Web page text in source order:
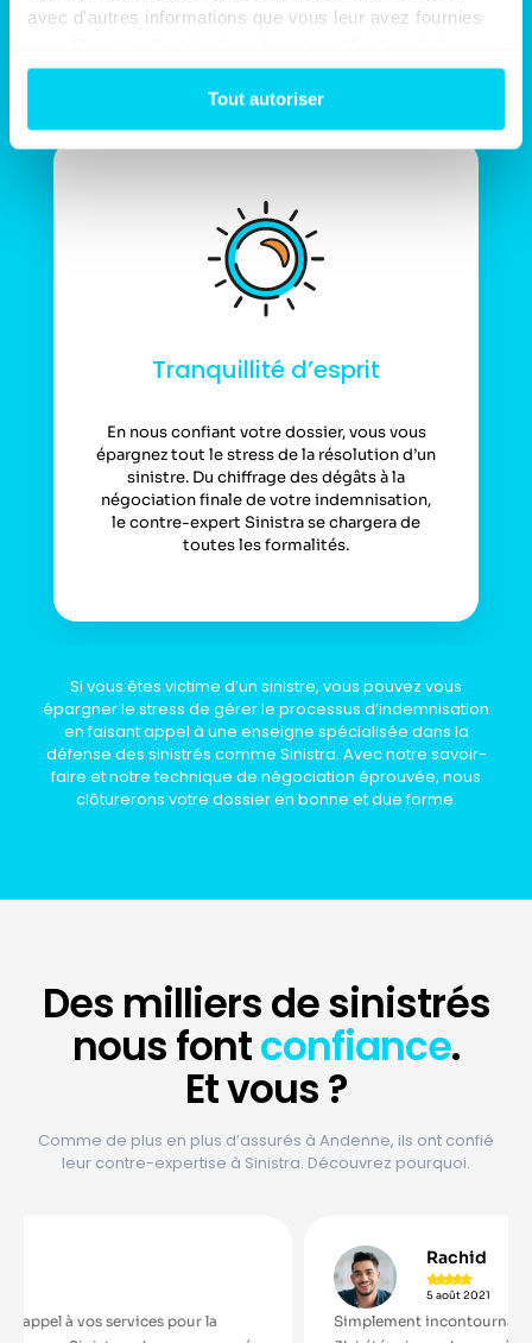
avec d'autres informations que vous leur avez fournies
services.
Tout autoriser
proposition d’indemnités sérieuse
Tranquillité d’esprit
En nous confiant votre dossier, vous vous
épargnez tout le stress de la résolution d’un
sinistre. Du chiffrage des dégâts à la
négociation finale de votre indemnisation,
le contre-expert Sinistra se chargera de
toutes les formalités.
Si vous êtes victime d’un sinistre, vous pouvez vous
épargner le stress de gérer le processus d’indemnisation
en faisant appel à une enseigne spécialisée dans la
défense des sinistrés comme Sinistra. Avec notre savoir-
faire et notre technique de négociation éprouvée, nous
clôturerons votre dossier en bonne et due forme.
Des milliersde sinistrés
nous fontconfiance.
Et vous ?
Comme de plus en plus d’assurés à Andenne, ils ont confié
leur contre-expertise à Sinistra. Découvrez pourquoi.
pour la
Simplement incontournable ! Je ne ferais plus